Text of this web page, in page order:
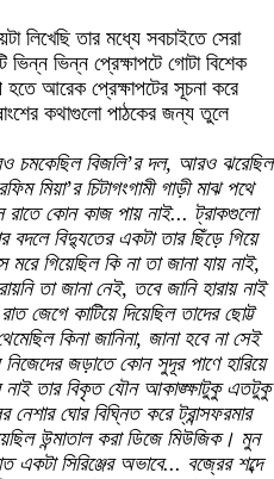
লিখেছি তার মধ্যে সবচাইতে সেরা
ভিন্ন প্রেক্ষাপটে গোটা বিশেক
হতে আরেক প্রেক্ষাপটের সূচনা করে
কথাগুলো পাঠকের জন্য তুলে
বিজলি’র দল, আরও ঝরেছিল
মিয়া’র চিটাগংগামী গাড়ী মাঝ পথে
রাতে কোন কাজ পায় নাই... ট্রাকগুলো
বিদ্যুতের একটা তার ছিঁড়ে গিয়ে
গিয়েছিল কি না তা জানা যায় নাই,
তা জানা নেই, তবে জানি হারায় নাই
জেগে কাটিয়ে দিয়েছিল তাদের ছোট্ট
কিনা জানিনা, জানা হবে না সেই
নিজেদের জড়াতে কোন সুদূর পাণে হারিয়ে
নাই তার বিকৃত যৌন আকাঙ্ক্ষাটুকু এতটুকু
ঘোর বিঘ্নিত করে ট্রান্সফরমার
উন্মাতাল করা ডিজে মিউজিক। মুন
একটা সিরিঞ্জের অভাবে... বজ্রের শব্দে